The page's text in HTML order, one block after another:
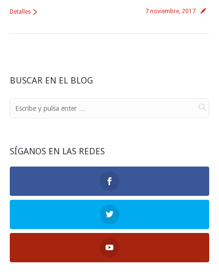
7 noviembre, 2017
Detalles
BUSCAR EN EL BLOG
SÍGANOS EN LAS REDES